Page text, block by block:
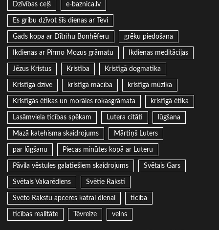
Dzīvības ceļš e-baznica.lv
Es gribu dzīvot šīs dienas ar Tevi
Gads kopa ar Dītrihu Bonhēferu grēku piedošana
Ikdienas ar Pirmo Mozus grāmatu Ikdienas meditācijas
Jēzus Kristus Kristība Kristīgā dogmatika
Kristīgā dzīve kristīgā mācība kristīgā mūzika
Kristīgās ētikas un morāles rokasgrāmata kristīgā ētika
Lasāmviela ticības spēkam Lutera citāti lūgšana
Mazā katehisma skaidrojums Mārtiņš Luters
par lūgšanu Piecas minūtes kopā ar Luteru
Pāvila vēstules galatiešiem skaidrojums Svētais Gars
Svētais Vakarēdiens Svētie Raksti
Svēto Rakstu apceres katrai dienai ticība
ticības realitāte Tēvreize velns